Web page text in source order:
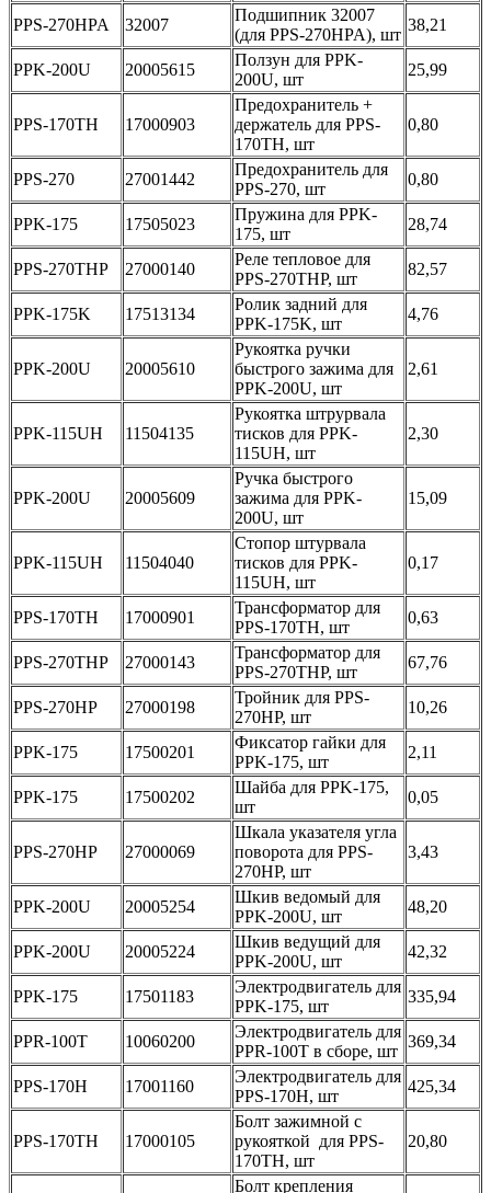
PPS-270HPA 32007
Подшипник 32007
(для PPS-270HPA), шт
38,21
PPK-200U 20005615
Ползун для PPK-
200U, шт
25,99
PPS-170TH 17000903
Предохранитель +
держатель для PPS-
170TH, шт
0,80
PPS-270 27001442
Предохранитель для
PPS-270, шт
0,80
PPK-175 17505023
Пружина для PPK-
175, шт
28,74
PPS-270THP 27000140
Реле тепловое для
PPS-270THP, шт
82,57
PPK-175K 17513134
Ролик задний для
PPK-175K, шт
4,76
PPK-200U 20005610
Рукоятка ручки
быстрого зажима для
PPK-200U, шт
2,61
PPK-115UH 11504135
Рукоятка штрурвала
тисков для PPK-
115UH, шт
2,30
PPK-200U 20005609
Ручка быстрого
зажима для PPK-
200U, шт
15,09
PPK-115UH 11504040
Стопор штурвала
тисков для PPK-
115UH, шт
0,17
PPS-170TH 17000901
Трансформатор для
PPS-170TH, шт
0,63
PPS-270THP 27000143
Трансформатор для
PPS-270THP, шт
67,76
PPS-270HP 27000198
Тройник для PPS-
270HP, шт
10,26
PPK-175 17500201
Фиксатор гайки для
PPK-175, шт
2,11
PPK-175 17500202
Шайба для PPK-175,
шт
0,05
PPS-270HP 27000069
Шкала указателя угла
поворота для PPS-
270HP, шт
3,43
PPK-200U 20005254
Шкив ведомый для
PPK-200U, шт
48,20
PPK-200U 20005224
Шкив ведущий для
PPK-200U, шт
42,32
PPK-175 17501183
Электродвигатель для
PPK-175, шт
335,94
PPR-100T 10060200
Электродвигатель для
PPR-100T в сборе, шт
369,34
PPS-170H 17001160
Электродвигатель для
PPS-170H, шт
425,34
PPS-170TH 17000105
Болт зажимной с
рукояткой для PPS-
170TH, шт
20,80
Болт крепления